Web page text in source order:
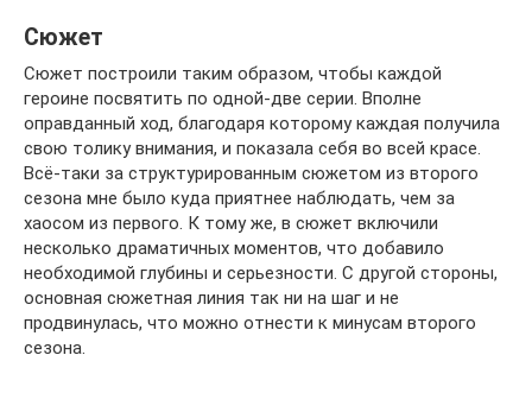
Сюжет
Сюжет построили таким образом, чтобы каждой
героине посвятить по одной-две серии. Вполне
оправданный ход, благодаря которому каждая получила
свою толику внимания, и показала себя во всей красе.
Всё-таки за структурированным сюжетом из второго
сезона мне было куда приятнее наблюдать, чем за
хаосом из первого. К тому же, в сюжет включили
несколько драматичных моментов, что добавило
необходимой глубины и серьезности. С другой стороны,
основная сюжетная линия так ни на шаг и не
продвинулась, что можно отнести к минусам второго
сезона.